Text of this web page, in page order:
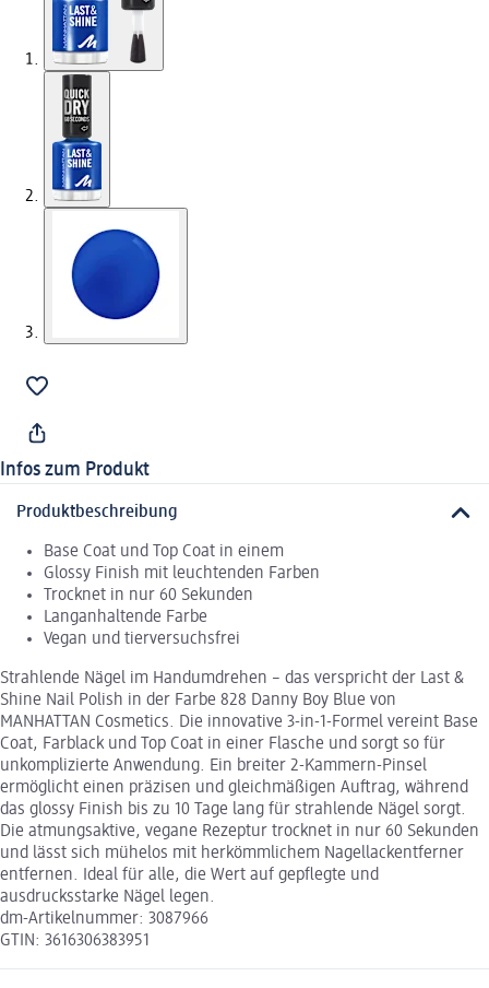
Infos zum Produkt
Produktbeschreibung
Base Coat und Top Coat in einem
Glossy Finish mit leuchtenden Farben
Trocknet in nur 60 Sekunden
Langanhaltende Farbe
Vegan und tierversuchsfrei
Strahlende Nägel im Handumdrehen – das verspricht der Last &
Shine Nail Polish in der Farbe 828 Danny Boy Blue von
MANHATTAN Cosmetics. Die innovative 3-in-1-Formel vereint Base
Coat, Farblack und Top Coat in einer Flasche und sorgt so für
unkomplizierte Anwendung. Ein breiter 2-Kammern-Pinsel
ermöglicht einen präzisen und gleichmäßigen Auftrag, während
das glossy Finish bis zu 10 Tage lang für strahlende Nägel sorgt.
Die atmungsaktive, vegane Rezeptur trocknet in nur 60 Sekunden
und lässt sich mühelos mit herkömmlichem Nagellackentferner
entfernen. Ideal für alle, die Wert auf gepflegte und
ausdrucksstarke Nägel legen.
dm-Artikelnummer: 3087966
GTIN: 3616306383951